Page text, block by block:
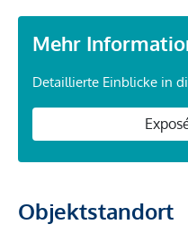
Mehr
Detaillierte Einblicke in
Objektstandort